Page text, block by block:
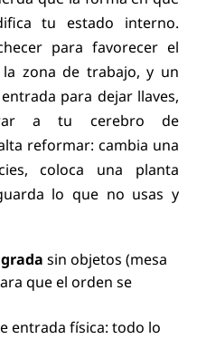
tu estado interno.
para favorecer el
zona de trabajo, y un
para dejar llaves,
a tu cerebro de
reformar: cambia una
coloca una planta
lo que no usas y
sin objetos (mesa
que el orden se
entrada física: todo lo